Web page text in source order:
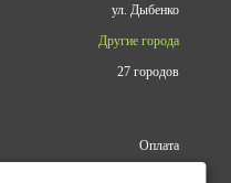
ул. Дыбенко
Другие города
27 городов
Оплата
Доставка